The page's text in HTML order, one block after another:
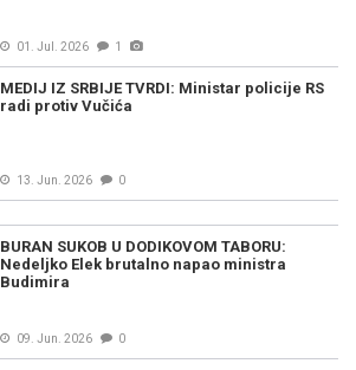
01. Jul. 2026 1
MEDIJ IZ SRBIJE TVRDI: Ministar policije RS
radi protiv Vučića
13. Jun. 2026 0
BURAN SUKOB U DODIKOVOM TABORU:
Nedeljko Elek brutalno napao ministra
Budimira
09. Jun. 2026 0